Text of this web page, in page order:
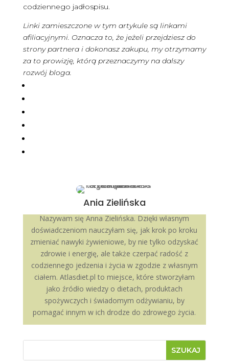
codziennego jadłospisu.
Linki zamieszczone w tym artykule są linkami
afiliacyjnymi. Oznacza to, że jeżeli przejdziesz do
strony partnera i dokonasz zakupu, my otrzymamy
za to prowizję, którą przeznaczymy na dalszy
rozwój bloga.
Ania Zielińska
Nazywam się Anna Zielińska. Dzięki własnym
doświadczeniom nauczyłam się, jak krok po kroku
zmieniać nawyki żywieniowe, by nie tylko odzyskać
zdrowie i energię, ale także czerpać radość z
codziennego jedzenia i życia w zgodzie z własnym
ciałem. Atlasdiet.pl to miejsce, które stworzyłam
jako źródło wiedzy o dietach, produktach
spożywczych i świadomym odżywianiu, by
pomagać innym w ich drodze do zdrowego życia.